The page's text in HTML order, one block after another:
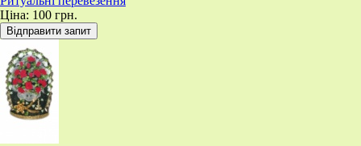
Ціна: 100 грн.